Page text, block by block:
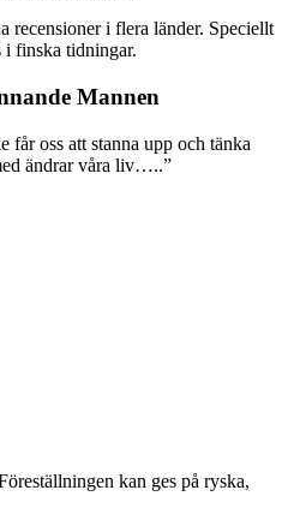
recensioner i flera länder. Speciellt
finska tidningar.
Mannen
får oss att stanna upp och tänka
ändrar våra liv…..”
kan ges på ryska,